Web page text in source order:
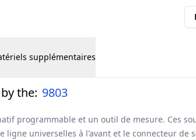
supplémentaires
the: 9803
programmable et un outil de mesure. Ces
ligne universelles à l'avant et le connecteur